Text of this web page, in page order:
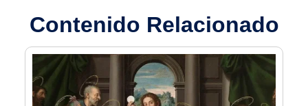
Contenido Relacionado